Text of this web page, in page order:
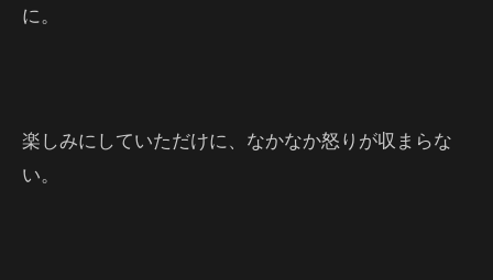
に。
楽しみにしていただけに、なかなか怒りが収まらな
い。